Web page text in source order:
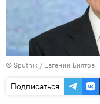
© Sputnik / Евгений Биятов
Подписаться